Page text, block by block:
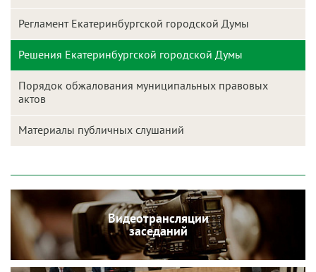
Регламент Екатеринбургской городской Думы
Решения Екатеринбургской городской Думы
Порядок обжалования муниципальных правовых
актов
Материалы публичных слушаний
Видеотрансляции
заседаний